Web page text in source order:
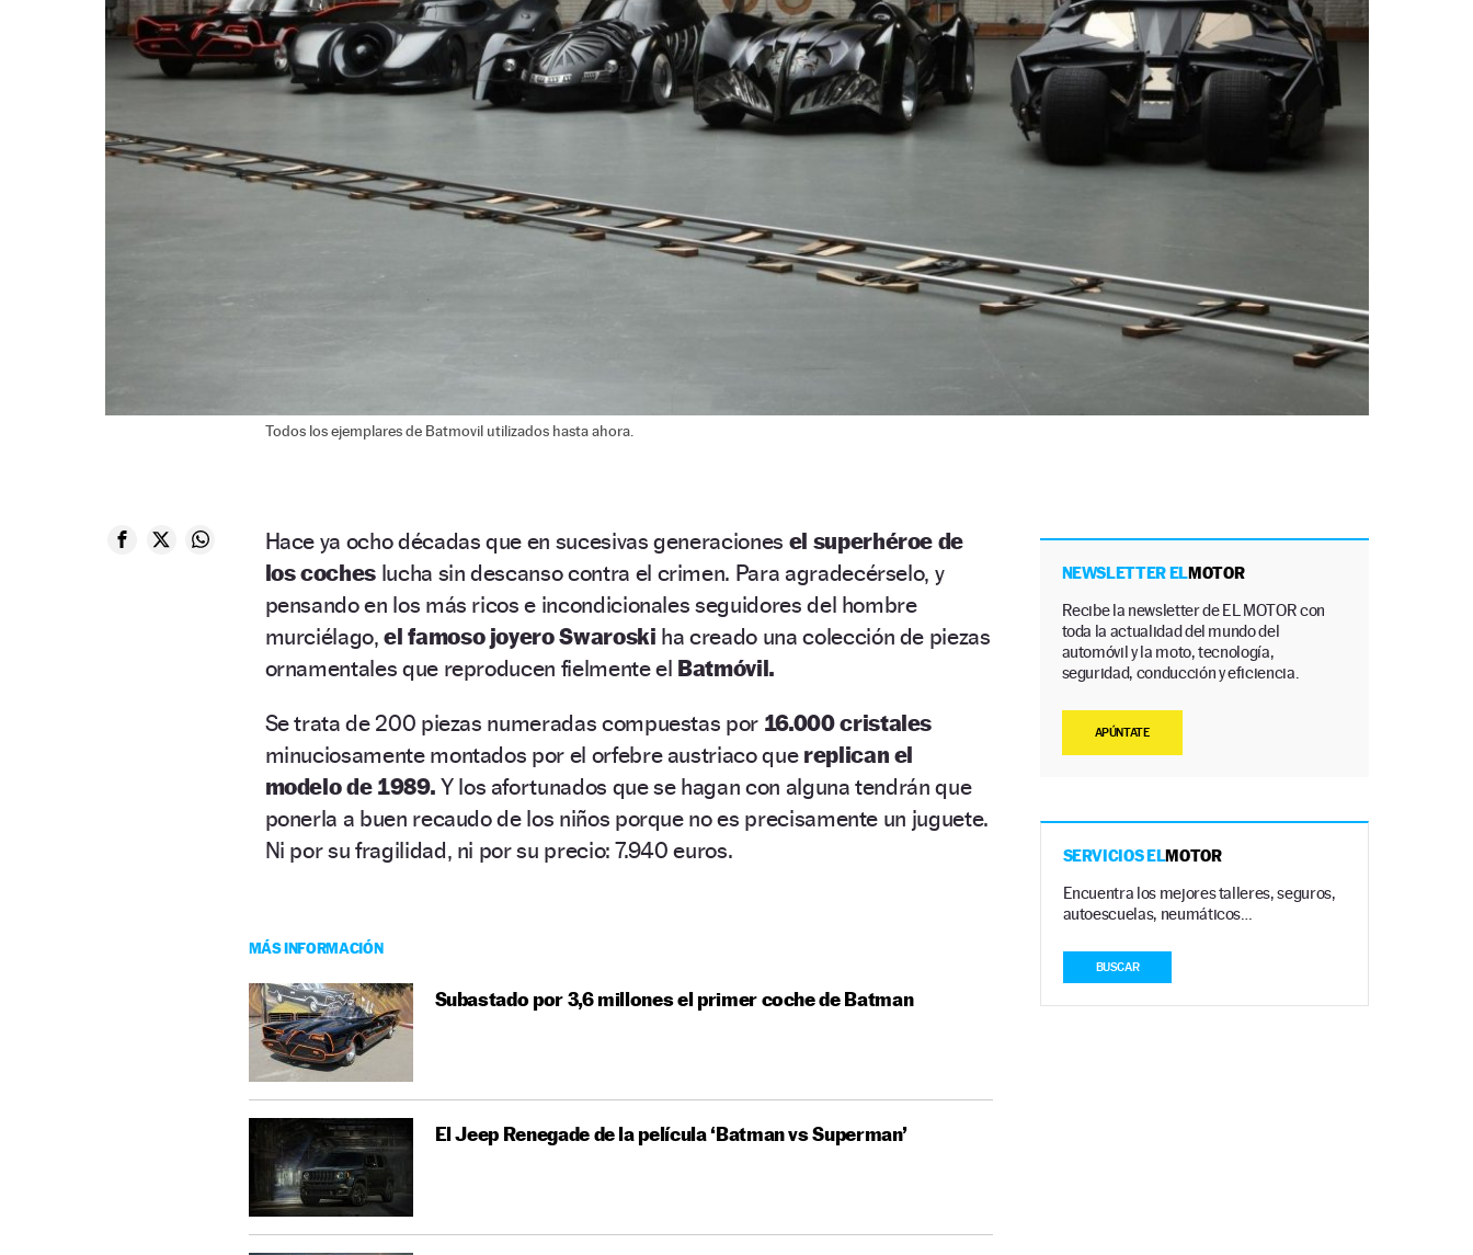
Todos los ejemplares de Batmovil utilizados hasta ahora.
Hace ya ocho décadas que en sucesivas generaciones el superhéroe de
los coches lucha sin descanso contra el crimen. Para agradecérselo, y
pensando en los más ricos e incondicionales seguidores del hombre
murciélago,el famoso joyero Swaroski ha creado una colección de piezas
ornamentales que reproducen fielmente el Batmóvil.
Se trata de 200 piezas numeradas compuestas por 16.000 cristales
minuciosamente montados por el orfebre austriaco que replican el
modelo de 1989. Y los afortunados que se hagan con alguna tendrán que
ponerla a buen recaudo de los niños porque no es precisamente un juguete.
Ni por su fragilidad, ni por su precio: 7.940 euros.
MÁS INFORMACIÓN
Subastado por 3,6 millones el primer coche de Batman
El Jeep Renegade de la película ‘Batman vs Superman’
NEWSLETTER ELMOTOR
Recibe la newsletter de EL MOTOR con
toda la actualidad del mundo del
automóvil y la moto, tecnología,
seguridad, conducción y eficiencia.
APÚNTATE
SERVICIOS ELMOTOR
Encuentra los mejores talleres, seguros,
autoescuelas, neumáticos…
BUSCAR